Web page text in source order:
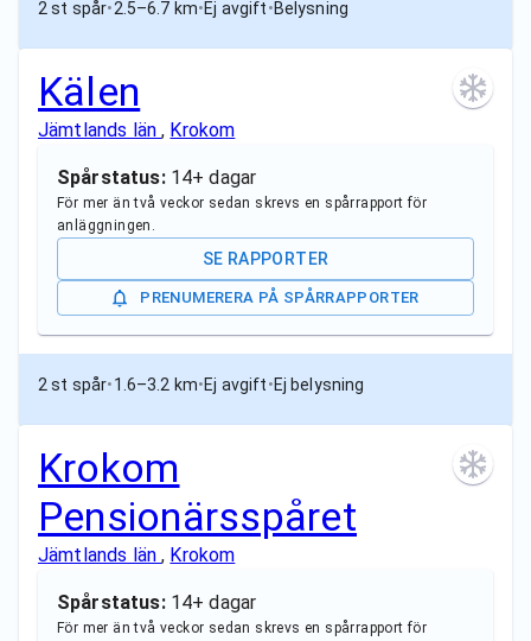
2 st spår•2.5–6.7 km•Ej avgift•Belysning
Kälen
Jämtlands län, Krokom
Spårstatus: 14+ dagar
För mer än två veckor sedan skrevs en spårrapport för
anläggningen.
SE RAPPORTER
PRENUMERERA PÅ SPÅRRAPPORTER
2 st spår•1.6–3.2 km•Ej avgift•Ej belysning
Krokom
Pensionärsspåret
Jämtlands län, Krokom
Spårstatus: 14+ dagar
För mer än två veckor sedan skrevs en spårrapport för